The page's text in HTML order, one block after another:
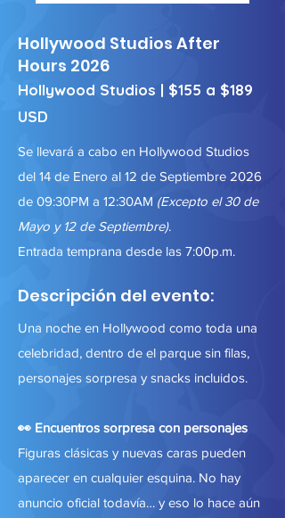
Hollywood Studios After
Hours 2026
Hollywood Studios | $155 a $189
USD
Se llevará a cabo en Hollywood Studios
del 14 de Enero al 12 de Septiembre 2026
de 09:30PM a 12:30AM (Excepto el 30 de
Mayo y 12 de Septiembre).
Entrada temprana desde las 7:00p.m.
Descripción del evento:
Una noche en Hollywood como toda una
celebridad, dentro de el parque sin filas,
personajes sorpresa y snacks incluidos.
👀 Encuentros sorpresa con personajes
Figuras clásicas y nuevas caras pueden
aparecer en cualquier esquina. No hay
anuncio oficial todavía… y eso lo hace aún